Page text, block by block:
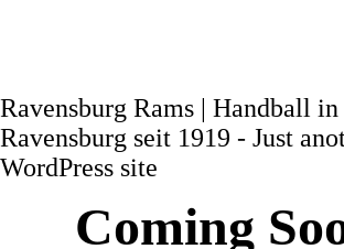
Ravensburg Rams | Handball in
Ravensburg seit 1919 - Just
WordPress site
Coming